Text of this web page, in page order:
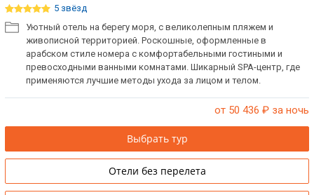
5 звёзд
Уютный отель на берегу моря, с великолепным пляжем и
живописной территорией. Роскошные, оформленные в
арабском стиле номера с комфортабельными гостиными и
превосходными ванными комнатами. Шикарный SPA-центр, где
применяются лучшие методы ухода за лицом и телом.
Ближайший торговый центр Marina Mall – в 5 минутах езды, Mall
русскоговорящий персонал. При заселении берется депозит.
от 50 436 ₽ за ночь
Выбрать тур
Отели без перелета